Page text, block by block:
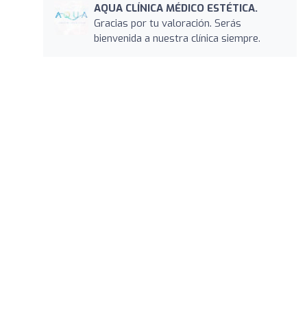
AQUA CLÍNICA MÉDICO ESTÉTICA.
Gracias por tu valoración. Serás
bienvenida a nuestra clínica siempre.